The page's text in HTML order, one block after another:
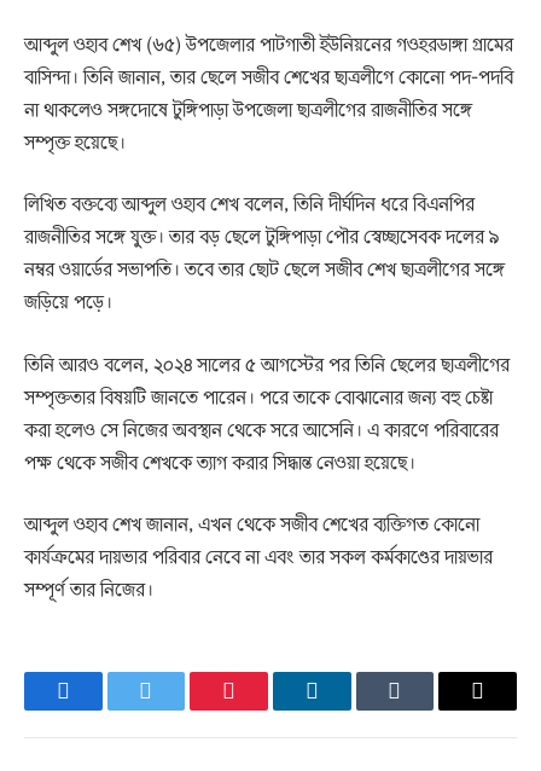
আব্দুল ওহাব শেখ (৬৫) উপজেলার পাটগাতী ইউনিয়নের গওহরডাঙ্গা গ্রামের
বাসিন্দা। তিনি জানান, তার ছেলে সজীব শেখের ছাত্রলীগে কোনো পদ-পদবি
না থাকলেও সঙ্গদোষে টুঙ্গিপাড়া উপজেলা ছাত্রলীগের রাজনীতির সঙ্গে
সম্পৃক্ত হয়েছে।
লিখিত বক্তব্যে আব্দুল ওহাব শেখ বলেন, তিনি দীর্ঘদিন ধরে বিএনপির
রাজনীতির সঙ্গে যুক্ত। তার বড় ছেলে টুঙ্গিপাড়া পৌর স্বেচ্ছাসেবক দলের ৯
নম্বর ওয়ার্ডের সভাপতি। তবে তার ছোট ছেলে সজীব শেখ ছাত্রলীগের সঙ্গে
জড়িয়ে পড়ে।
তিনি আরও বলেন, ২০২৪ সালের ৫ আগস্টের পর তিনি ছেলের ছাত্রলীগের
সম্পৃক্ততার বিষয়টি জানতে পারেন। পরে তাকে বোঝানোর জন্য বহু চেষ্টা
করা হলেও সে নিজের অবস্থান থেকে সরে আসেনি। এ কারণে পরিবারের
পক্ষ থেকে সজীব শেখকে ত্যাগ করার সিদ্ধান্ত নেওয়া হয়েছে।
আব্দুল ওহাব শেখ জানান, এখন থেকে সজীব শেখের ব্যক্তিগত কোনো
কার্যক্রমের দায়ভার পরিবার নেবে না এবং তার সকল কর্মকাণ্ডের দায়ভার
সম্পূর্ণ তার নিজের।
FacebookTwitter PinterestLinkedInTumblr Email